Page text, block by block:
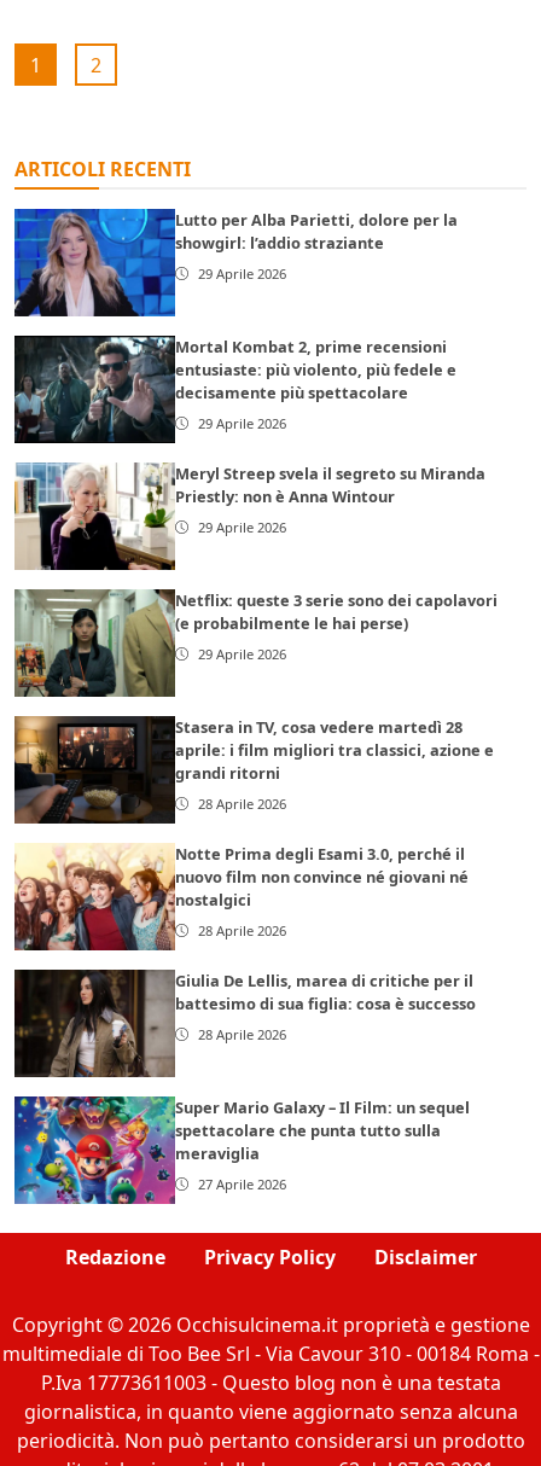
1 2
ARTICOLI RECENTI
Lutto per Alba Parietti, dolore per la
showgirl: l’addio straziante
29 Aprile 2026
Mortal Kombat 2, prime recensioni
entusiaste: più violento, più fedele e
decisamente più spettacolare
29 Aprile 2026
Meryl Streep svela il segreto su Miranda
Priestly: non è Anna Wintour
29 Aprile 2026
Netflix: queste 3 serie sono dei capolavori
(e probabilmente le hai perse)
29 Aprile 2026
Stasera in TV, cosa vedere martedì 28
aprile: i film migliori tra classici, azione e
grandi ritorni
28 Aprile 2026
Notte Prima degli Esami 3.0, perché il
nuovo film non convince né giovani né
nostalgici
28 Aprile 2026
Giulia De Lellis, marea di critiche per il
battesimo di sua figlia: cosa è successo
28 Aprile 2026
Super Mario Galaxy – Il Film: un sequel
spettacolare che punta tutto sulla
meraviglia
27 Aprile 2026
Redazione Privacy Policy Disclaimer
Copyright © 2026 Occhisulcinema.it proprietà e gestione
multimediale di Too Bee Srl - Via Cavour 310 - 00184 Roma -
P.Iva 17773611003 - Questo blog non è una testata
giornalistica, in quanto viene aggiornato senza alcuna
periodicità. Non può pertanto considerarsi un prodotto